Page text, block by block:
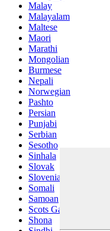
Malay
Malayalam
Maltese
Maori
Marathi
Mongolian
Burmese
Nepali
Norwegian
Pashto
Persian
Punjabi
Serbian
Sesotho
Sinhala
Slovak
Slovenian
Somali
Samoan
Scots Gaelic
Shona